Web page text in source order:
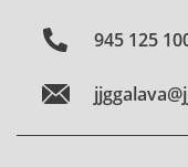
945 125